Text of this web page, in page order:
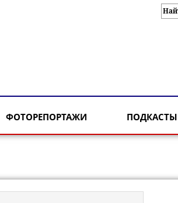
ФОТОРЕПОРТАЖИ ПОДКАСТЫ